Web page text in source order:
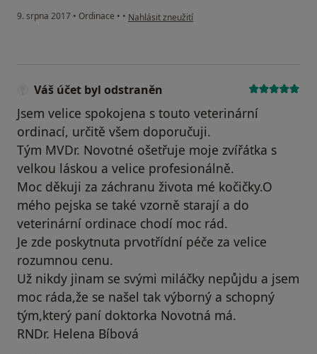
9. srpna 2017 • Ordinace • • podle názoru uživatele Váš účet byl odstraněn
Nahlásit zneužití
Váš účet byl odstraněn
Jsem velice spokojena s touto veterinární
ordinací, určitě všem doporučuji.
Tým MVDr. Novotné ošetřuje moje zvířátka s
velkou láskou a velice profesionálně.
Moc děkuji za záchranu života mé kočičky.O
mého pejska se také vzorně starají a do
veterinární ordinace chodí moc rád.
Je zde poskytnuta prvotřídní péče za velice
rozumnou cenu.
Už nikdy jinam se svými miláčky nepůjdu a jsem
moc ráda,že se našel tak výborný a schopný
tým,který paní doktorka Novotná má.
RNDr. Helena Bíbová